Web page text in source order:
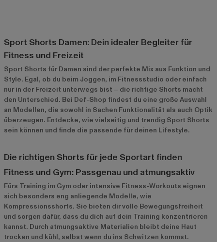
Sport Shorts Damen: Dein idealer Begleiter für
Fitness und Freizeit
Sport Shorts für Damen sind der perfekte Mix aus Funktion und
Style. Egal, ob du beim Joggen, im Fitnessstudio oder einfach
nur in der Freizeit unterwegs bist – die richtige Shorts macht
den Unterschied. Bei Def-Shop findest du eine große Auswahl
an Modellen, die sowohl in Sachen Funktionalität als auch Optik
überzeugen. Entdecke, wie vielseitig und trendig Sport Shorts
sein können und finde die passende für deinen Lifestyle.
Die richtigen Shorts für jede Sportart finden
Fitness und Gym: Passgenau und atmungsaktiv
Fürs Training im Gym oder intensive Fitness-Workouts eignen
sich besonders eng anliegende Modelle, wie
Kompressionsshorts. Sie bieten dir volle Bewegungsfreiheit
und sorgen dafür, dass du dich auf dein Training konzentrieren
kannst. Durch atmungsaktive Materialien bleibt deine Haut
trocken und kühl, selbst wenn du ins Schwitzen kommst.